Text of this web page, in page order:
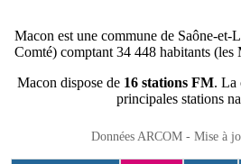
Macon est une commune de Saône-
Comté) comptant 34 448 habitants (les
Macon dispose de 16 stations FM. La
principales stations
Données ARCOM - Mise à